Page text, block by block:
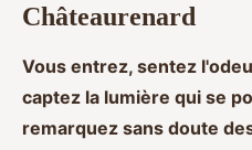
Châteaurenard
Vous entrez, sentez
captez la lumière qui se
remarquez sans doute